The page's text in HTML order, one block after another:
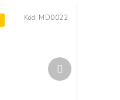
Kód: MD0022
Další
produkt